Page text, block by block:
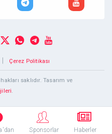
Sponsorlar Haberler
Çerez Politikası
saklıdır. Tasarım ve
.